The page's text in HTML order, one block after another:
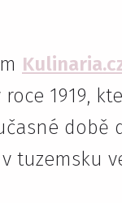
1919,
době
tuzemsku